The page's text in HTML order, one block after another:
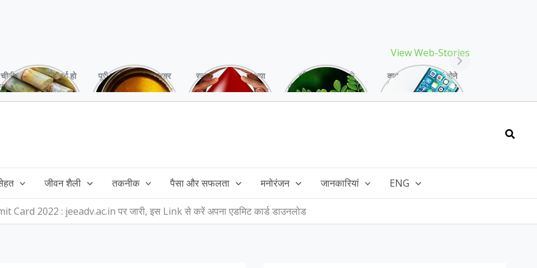
View Web-Stories
चीनी को कर दें ना, वर्ना हो
सकता है बहुत बड़ा नुक्सान
पूरी बनाने के बाद, अक्सर
तेल बच जाता है,ऐसे में
रक्तदान है ‘महादान’ क्या
आपने करवाया, स्वस्थ
गर्मियों में मिलने वाले
drumstick गुणों की खान
क्या storage full होने
के बाद मोबाइल हो रहा है
जीवन शैली तकनीक पैसा और सफलता मनोरंजन जानकारियां ENG
Card 2022 : jeeadv.ac.in पर जारी, इस Link से करें अपना एडमिट कार्ड डाउनलोड